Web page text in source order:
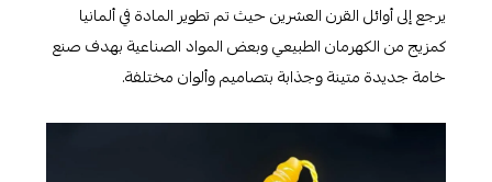
يرجع إلى أوائل القرن العشرين حيث تم تطوير المادة في ألمانيا
كمزيج من الكهرمان الطبيعي وبعض المواد الصناعية بهدف صنع
خامة جديدة متينة وجذابة بتصاميم وألوان مختلفة.